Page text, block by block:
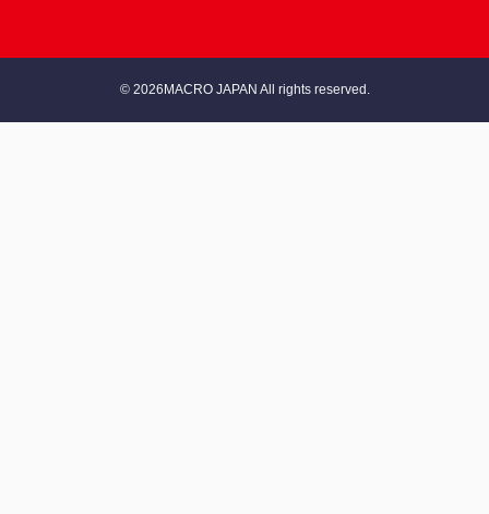
© 2026MACRO JAPAN All rights reserved.